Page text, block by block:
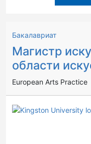
Бакалавриат
Магистр
области
European Arts Practice